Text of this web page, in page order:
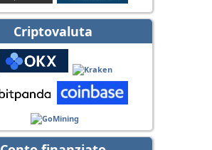
Criptovaluta